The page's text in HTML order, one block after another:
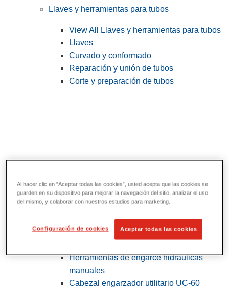
Llaves y herramientas para tubos
View All Llaves y herramientas para tubos
Llaves
Curvado y conformado
Reparación y unión de tubos
Corte y preparación de tubos
Herramientas de servicios públicos y de
View All Herramientas de servicios
Herramientas de engarce hidráulicas
manuales
Cabezal engarzador utilitario UC-60
Al hacer clic en “Aceptar todas las cookies”, usted acepta que las cookies se
guarden en su dispositivo para mejorar la navegación del sitio, analizar el uso
del mismo, y colaborar con nuestros estudios para marketing.
Configuración de cookies Aceptar todas las cookies